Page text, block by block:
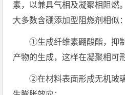
素，以兼具气相及凝聚相阻燃
大多数含硼添加型阻燃剂相似：
①生成纤维素硼酸酯，抑
产物的生成，这样在凝聚相可
②在材料表面形成无机玻